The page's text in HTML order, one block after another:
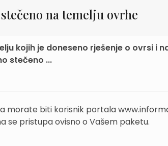
na temelju ovrhe
kojih je doneseno rješenje o ovrsi i
stečeno ...
morate biti korisnik portala
se pristupa ovisno o Vašem paketu.